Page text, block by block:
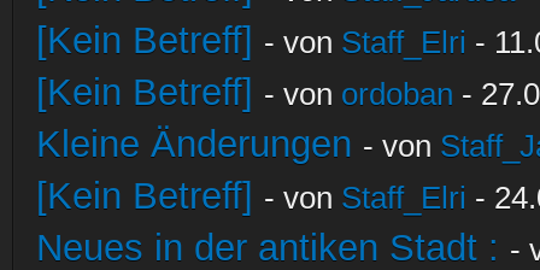
[Kein Betreff] - von Staff_Elri -
[Kein Betreff] - von ordoban -
Kleine Änderungen - von
[Kein Betreff] - von Staff_Elri -
Neues in der antiken Stadt : -